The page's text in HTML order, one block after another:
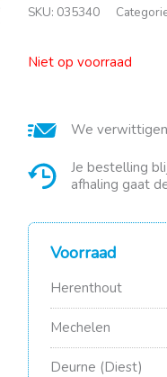
SKU: 035340
Niet op voorraad
We
Je bestelling
afhaling gaat
Voorraad
Herenthout
Mechelen
Deurne (Diest)